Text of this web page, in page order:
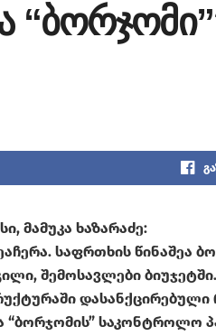
მამუკა ხაზარაძე:
საფრთხის წინაშეა
შემოსავლები ბიუჯეტში.
“ბორჯომის” საკონტროლო